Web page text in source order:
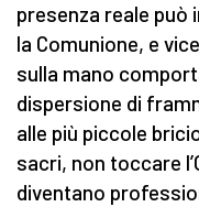
presenza reale può
la Comunione, e
sulla mano
dispersione di
alle più piccole
sacri, non toccare
diventano